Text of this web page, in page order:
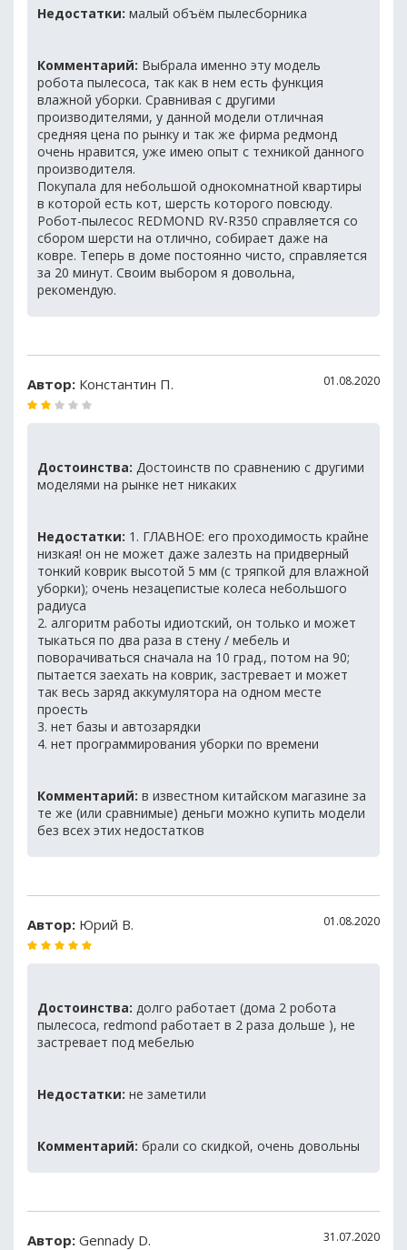
Недостатки: малый объём пылесборника
Комментарий: Выбрала именно эту модель
робота пылесоса, так как в нем есть функция
влажной уборки. Сравнивая с другими
производителями, у данной модели отличная
средняя цена по рынку и так же фирма редмонд
очень нравится, уже имею опыт с техникой данного
производителя.
Покупала для небольшой однокомнатной квартиры
в которой есть кот, шерсть которого повсюду.
Робот-пылесос REDMOND RV-R350 справляется со
сбором шерсти на отлично, собирает даже на
ковре. Теперь в доме постоянно чисто, справляется
за 20 минут. Своим выбором я довольна,
рекомендую.
Автор: Константин П. 01.08.2020
Достоинства: Достоинств по сравнению с другими
моделями на рынке нет никаких
Недостатки: 1. ГЛАВНОЕ: его проходимость крайне
низкая! он не может даже залезть на придверный
тонкий коврик высотой 5 мм (с тряпкой для влажной
уборки); очень незацепистые колеса небольшого
радиуса
2. алгоритм работы идиотский, он только и может
тыкаться по два раза в стену / мебель и
поворачиваться сначала на 10 град., потом на 90;
пытается заехать на коврик, застревает и может
так весь заряд аккумулятора на одном месте
проесть
3. нет базы и автозарядки
4. нет программирования уборки по времени
Комментарий: в известном китайском магазине за
те же (или сравнимые) деньги можно купить модели
без всех этих недостатков
Автор: Юрий В. 01.08.2020
Достоинства: долго работает (дома 2 робота
пылесоса, redmond работает в 2 раза дольше ), не
застревает под мебелью
Недостатки: не заметили
Комментарий: брали со скидкой, очень довольны
Автор: Gennady D. 31.07.2020